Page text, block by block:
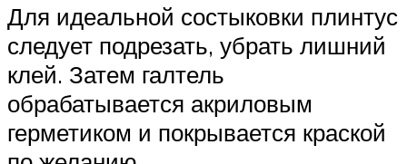
Для идеальной состыковки плинтус
следует подрезать, убрать лишний
клей. Затем галтель
обрабатывается акриловым
герметиком и покрывается краской